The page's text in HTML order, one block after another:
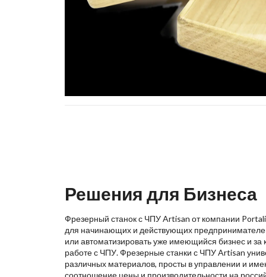
Решения для Бизнеса
Фрезерный станок с ЧПУ Artisan от компании
для начинающих и действующих
или автоматизировать уже имеющийся бизнес и за
работе с ЧПУ. Фрезерные станки с ЧПУ Artisan
различных материалов, просты в управлении и
соотношение цены и производительности на